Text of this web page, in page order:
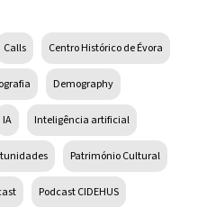
Calls Centro Histórico de Évora
Demography
IA Inteligência artificial
Património Cultural
Podcast CIDEHUS